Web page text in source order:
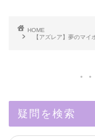
HOME
【アズレア】夢のマイ
疑問を検索